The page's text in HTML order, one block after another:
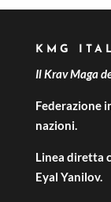
KMG
Il Krav Maga
Federazione
nazioni.
Linea diretta
Eyal Yanilov.